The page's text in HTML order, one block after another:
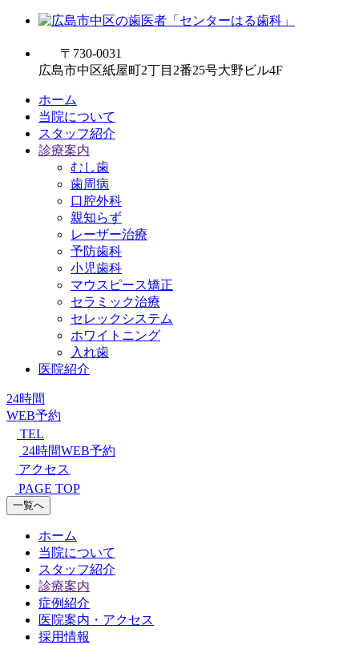
〒730-0031
広島市中区紙屋町2丁目2番25号大野ビル4F
ホーム
当院について
スタッフ紹介
診療案内
むし歯
歯周病
口腔外科
親知らず
レーザー治療
予防歯科
小児歯科
マウスピース矯正
セラミック治療
セレックシステム
ホワイトニング
入れ歯
医院紹介
24時間
WEB予約
TEL
24時間WEB予約
アクセス
PAGE TOP
一覧へ
ホーム
当院について
スタッフ紹介
診療案内
症例紹介
医院案内・アクセス
採用情報